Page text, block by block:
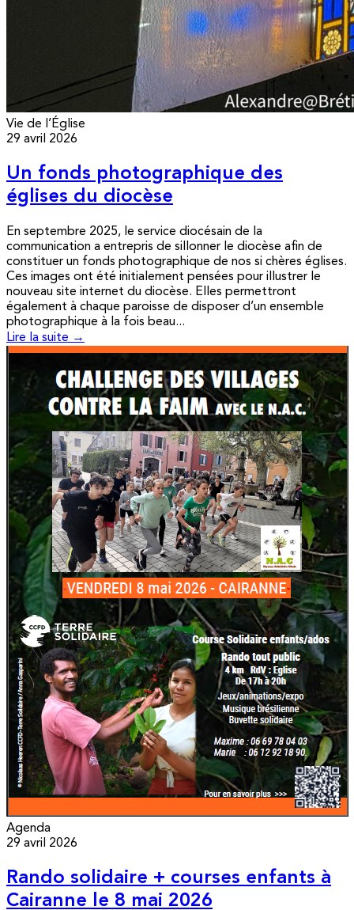
Vie de l’Église
29 avril 2026
Un fonds photographique des
églises du diocèse
En septembre 2025, le service diocésain de la
communication a entrepris de sillonner le diocèse afin de
constituer un fonds photographique de nos si chères églises.
Ces images ont été initialement pensées pour illustrer le
nouveau site internet du diocèse. Elles permettront
également à chaque paroisse de disposer d’un ensemble
photographique à la fois beau...
Lire la suite →
Agenda
29 avril 2026
Rando solidaire + courses enfants à
Cairanne le 8 mai 2026